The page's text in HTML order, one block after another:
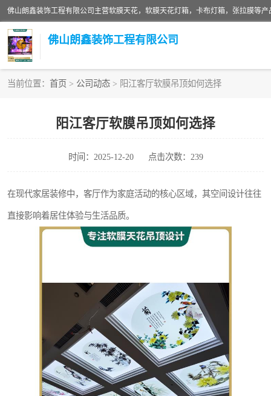
佛山朗鑫装饰工程有限公司
当前位置： 首页 > 公司动态 > 阳江客厅软膜吊顶如何选择
阳江客厅软膜吊顶如何选择
时间：2025-12-20 点击次数：239
在现代家居装修中，客厅作为家庭活动的核心区域，其空间设计往往
直接影响着居住体验与生活品质。